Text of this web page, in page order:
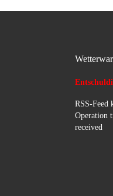
RSS-Feed
Operation
received